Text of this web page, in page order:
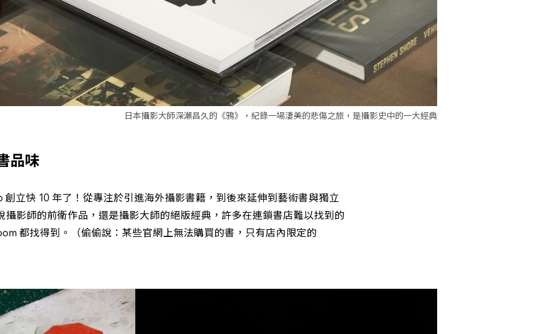
日本攝影大師深瀬昌久的《鴉》，紀錄一場淒美的悲傷之旅，是攝影史中的一大經典
品味
立快 10 年了！從專注於引進海外攝影書籍，到後來延伸到藝術書與獨立
攝影師的前衛作品，還是攝影大師的絕版經典，許多在連鎖書店難以找到的
都找得到。（偷偷說：某些官網上無法購買的書，只有店內限定的